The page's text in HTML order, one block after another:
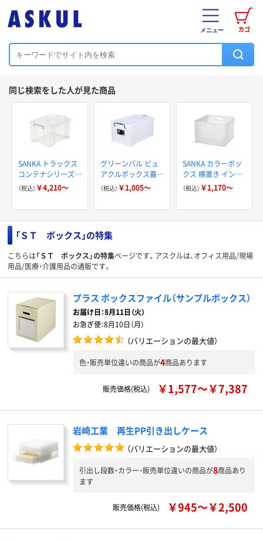
カゴ
メニュー
同じ検索をした人が見た商品
SANKA トラックス
コンテナシリーズ
大型収納ボックス
耐荷重80kg 書類整
（税込） ￥4,210～
グリーンパル ピュ
アクルボックス蓋付
き
（税込） ￥1,005～
SANKA カラーボッ
クス 横置き インナ
ーボックス 収納
squ+ インボックス
（税込） ￥1,170～
「ＳＴ ボックス」の特集
こちらは「ＳＴ ボックス」の特集ページです。アスクルは、オフィス用品/現場
用品/医療・介護用品の通販です。
プラス ボックスファイル（サンプルボックス）
お届け日：8月11日（火）
お急ぎ便：8月10日（月）
（バリエーションの最大値）
色・販売単位違いの商品が4商品あります
販売価格(税込) ￥1,577～￥7,387
岩崎工業 再生PP引き出しケース
（バリエーションの最大値）
引出し段数・カラー・販売単位違いの商品が8商品あり
ます
販売価格(税込) ￥945～￥2,500